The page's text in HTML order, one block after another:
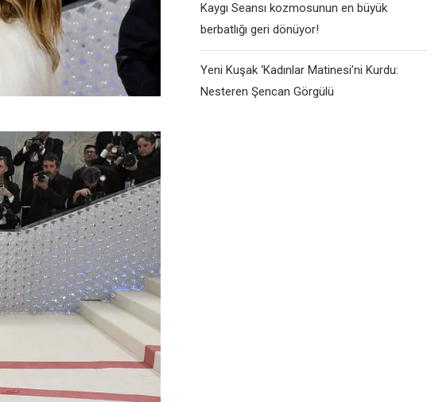
Kaygı Seansı kozmosunun en büyük
berbatlığı geri dönüyor!
Yeni Kuşak ‘Kadınlar Matinesi’ni Kurdu:
Nesteren Şencan Görgülü